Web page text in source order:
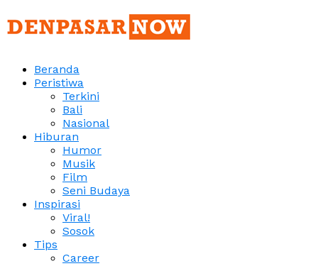
Beranda
Peristiwa
Terkini
Bali
Nasional
Hiburan
Humor
Musik
Film
Seni Budaya
Inspirasi
Viral!
Sosok
Tips
Career